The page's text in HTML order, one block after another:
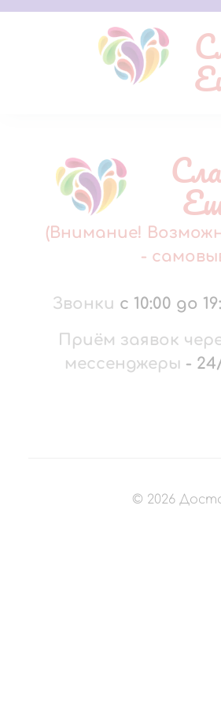
(Внимание!
-
Звонки с 10:00 до
Приём заявок
мессенджеры -
© 2026